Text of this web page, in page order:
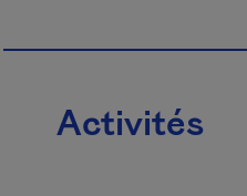
Activités